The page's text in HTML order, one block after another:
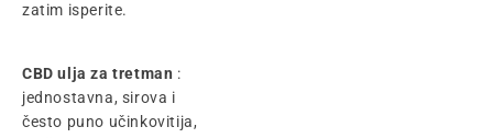
zatim isperite.
CBD ulja za tretman :
jednostavna, sirova i
često puno učinkovitija,